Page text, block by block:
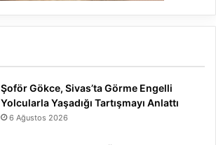
Şoför Gökce, Sivas’ta Görme Engelli
Yolcularla Yaşadığı Tartışmayı Anlattı
6 Ağustos 2026